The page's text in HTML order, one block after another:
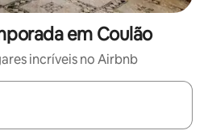
em Coulão
incríveis no Airbnb
disponíveis, explore-os